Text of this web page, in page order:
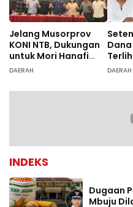
Jelang Musorprov
KONI NTB, Dukungan
untuk Mori Hanafi
Menguat
DAERAH DAERAH
INDEKS
Dugaan
Mbuju